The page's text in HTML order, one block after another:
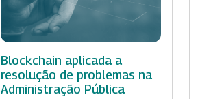
Blockchain aplicada a
resolução de problemas na
Administração Pública